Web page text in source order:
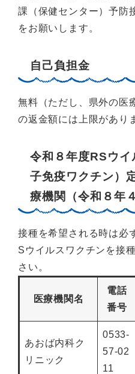
課（保健センター）予防
をお願いします。
自己負担金
無料（ただし、県外の医
の返金額には上限があり
令和８年度RSウイ
子免疫ワクチン）
療機関（令和８年
接種を希望される時は必
Sウイルスワクチンを接
さい。
医療機関名
電話
番号
あおば内科ク
リニック
0533-
57-02
11